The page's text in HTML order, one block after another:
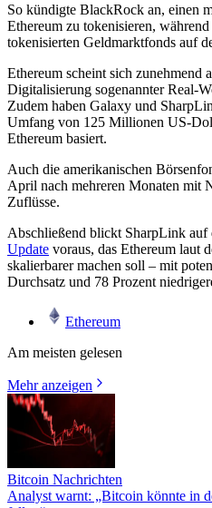
So kündigte BlackRock an, einen
Ethereum zu tokenisieren,
tokenisierten Geldmarktfonds auf
Ethereum scheint sich zunehmend
Digitalisierung sogenannter Real-
Zudem haben Galaxy und
Umfang von 125 Millionen US-
Ethereum basiert.
Auch die amerikanischen
April nach mehreren Monaten mit
Zuflüsse.
Abschließend blickt SharpLink auf
Update voraus, das Ethereum laut
skalierbarer machen soll – mit
Durchsatz und 78 Prozent
Ethereum
Am meisten gelesen
Mehr anzeigen
Bitcoin Nachrichten
Analyst warnt: „Bitcoin könnte in